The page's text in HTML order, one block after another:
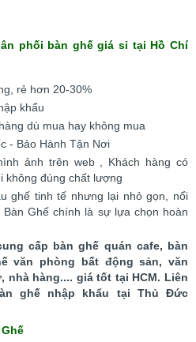
phối bàn ghế giá sỉ tại Hồ Chí
rẻ hơn 20-30%
khẩu
dù mua hay không mua
- Bảo Hành Tận Nơi
ảnh trên web , Khách hàng có
không đúng chất lượng
ghế tinh tế nhưng lại nhỏ gọn, nổi
Ghế chính là sự lựa chọn hoàn
cấp bàn ghế quán cafe, bàn
văn phòng bất động sản, văn
nhà hàng.... giá tốt tại HCM. Liên
ghế nhập khẩu tại Thủ Đức